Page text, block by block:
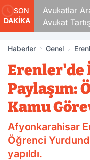
SON
DAKİKA
Avukatlar
Avukat
Vurdu
Haberler Genel
Erenler'de
Paylaşım:
Kamu
Afyonkarahisar
Öğrenci
yapıldı.